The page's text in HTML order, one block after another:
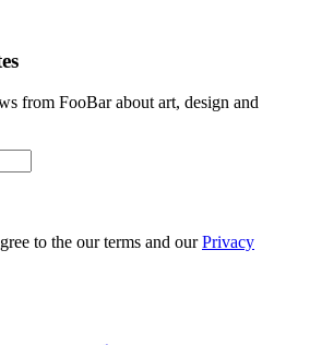
from FooBar about art, design and
to the our terms and ourPrivacy